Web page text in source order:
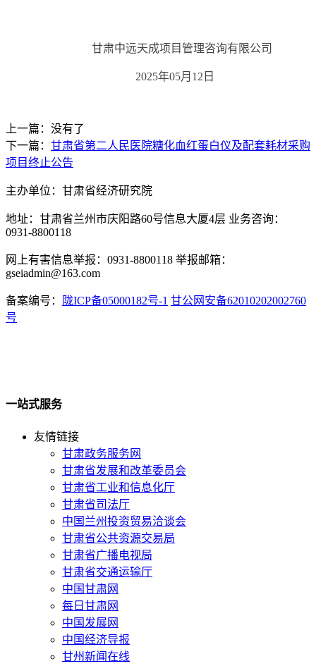
甘肃中远天成项目管理咨询有限公司
2025年05月 12 日
上一篇：没有了
下一篇： 甘肃省第二人民医院糖化血红蛋白仪及配套耗材采购
项目终止公告
主办单位：甘肃省经济研究院
地址：甘肃省兰州市庆阳路60号信息大厦4层 业务咨询：
0931-8800118
网上有害信息举报：0931-8800118 举报邮箱：
gseiadmin@163.com
备案编号： 陇ICP备05000182号-1 甘公网安备62010202002760
号
一站式服务
友情链接
甘肃政务服务网
甘肃省发展和改革委员会
甘肃省工业和信息化厅
甘肃省司法厅
中国兰州投资贸易洽谈会
甘肃省公共资源交易局
甘肃省广播电视局
甘肃省交通运输厅
中国甘肃网
每日甘肃网
中国发展网
中国经济导报
甘州新闻在线